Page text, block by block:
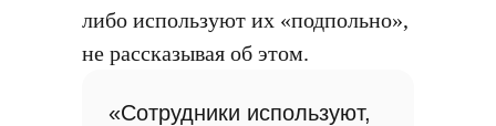
либо используют их «подпольно»,
не рассказывая об этом.
«Сотрудники используют,